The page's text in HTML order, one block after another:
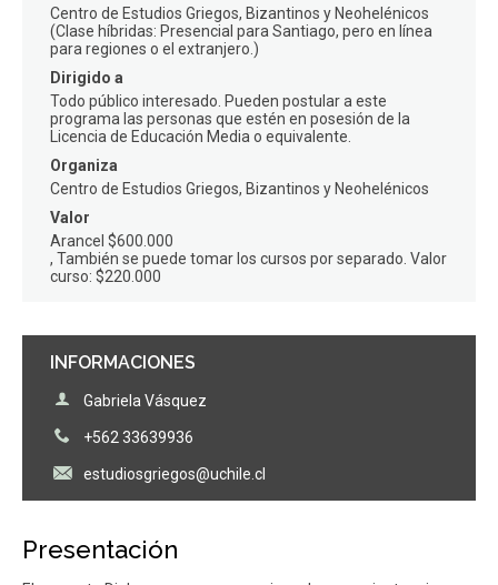
INFORMACIONES
Gabriela Vásquez
+562 33639936
estudiosgriegos@uchile.cl
Centro de Estudios Griegos, Bizantinos y Neohelénicos
(Clase híbridas: Presencial para Santiago, pero en línea
para regiones o el extranjero.)
Dirigido a
Todo público interesado. Pueden postular a este
programa las personas que estén en posesión de la
Licencia de Educación Media o equivalente.
Organiza
Centro de Estudios Griegos, Bizantinos y Neohelénicos
Valor
Arancel $600.000
También se puede tomar los cursos por separado. Valor
curso: $220.000
Presentación